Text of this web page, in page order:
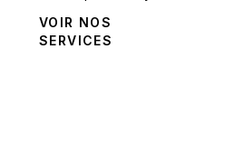
VOIR NOS
SERVICES